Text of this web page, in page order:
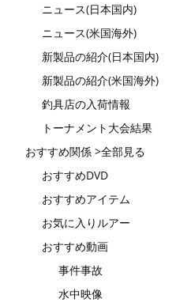
ニュース(日本国内)
ニュース(米国海外)
新製品の紹介(日本国内)
新製品の紹介(米国海外)
釣具店の入荷情報
トーナメント大会結果
おすすめ関係 >全部見る
おすすめDVD
おすすめアイテム
お気に入りルアー
おすすめ動画
事件事故
水中映像